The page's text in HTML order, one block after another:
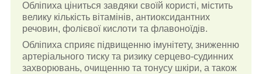
Обліпиха ціниться завдяки своїй користі, містить
велику кількість вітамінів, антиоксидантних
речовин, фолієвої кислоти та флавоноїдів.
Обліпиха сприяє підвищенню імунітету, зниженню
артеріального тиску та ризику серцево-судинних
захворювань, очищенню та тонусу шкіри, а також